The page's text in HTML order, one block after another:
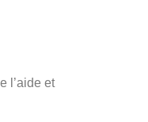
l’aide et